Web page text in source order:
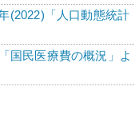
(2022)「人口動態統計
国民医療費の概況」よ